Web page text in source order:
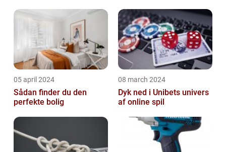
05 april 2024
Sådan finder du den
perfekte bolig
08 march 2024
Dyk ned i Unibets univers
af online spil